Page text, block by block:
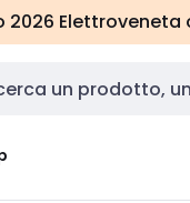
2026 Elettroveneta
input